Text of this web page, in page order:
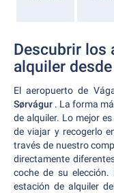
Descubrir los
alquiler
El aeropuerto de
Sørvágur . La forma
de alquiler. Lo mejor
de viajar y recogerlo
través de nuestro
directamente
coche de su elección.
estación de alquiler